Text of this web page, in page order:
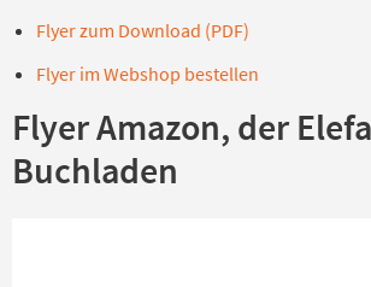
Flyer zum Download (PDF)
Flyer im Webshop bestellen
Flyer Amazon, der
Buchladen